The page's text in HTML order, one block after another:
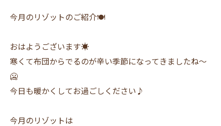
今月のリゾットのご紹介🍽
おはようございます☀
寒くて布団からでるのが辛い季節になってきましたね〜
🥶
今日も暖かくしてお過ごしください♪
今月のリゾットは